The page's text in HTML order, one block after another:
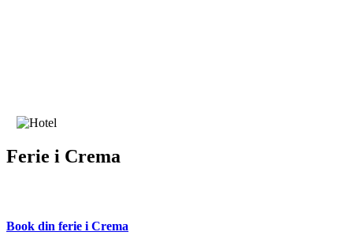
Ferie i Crema
Book din ferie i Crema